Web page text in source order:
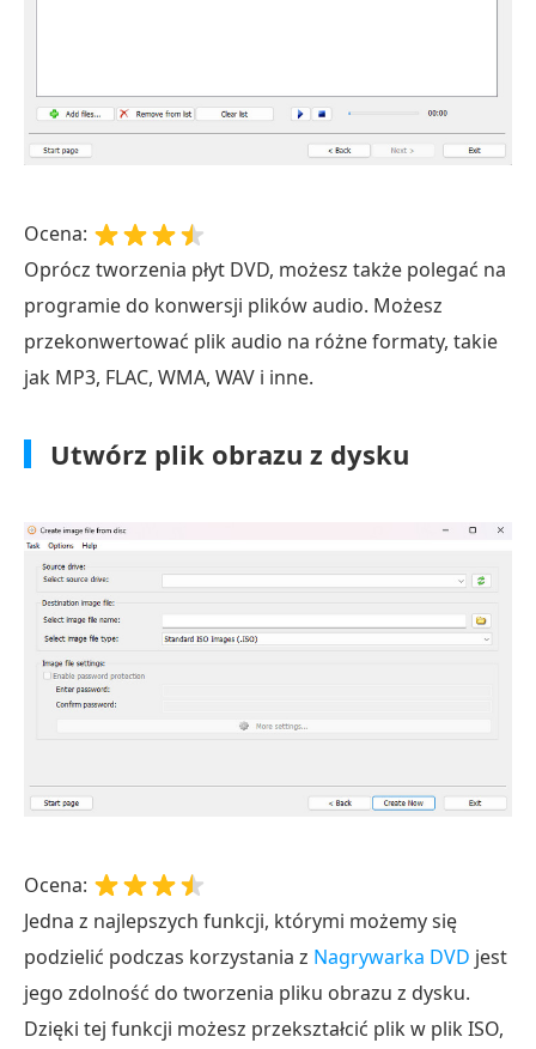
Ocena:
Oprócz tworzenia płyt DVD, możesz także polegać na
programie do konwersji plików audio. Możesz
przekonwertować plik audio na różne formaty, takie
jak MP3, FLAC, WMA, WAV i inne.
Utwórz plik obrazu z dysku
Ocena:
Jedna z najlepszych funkcji, którymi możemy się
podzielić podczas korzystania z Nagrywarka DVD jest
jego zdolność do tworzenia pliku obrazu z dysku.
Dzięki tej funkcji możesz przekształcić plik w plik ISO,